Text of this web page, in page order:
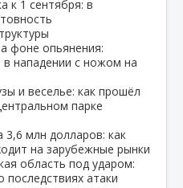
к 1 сентября: в
фоне опьянения:
в нападении с ножом на
и веселье: как прошёл
парке
3,6 млн долларов: как
на зарубежные рынки
область под ударом:
атаки